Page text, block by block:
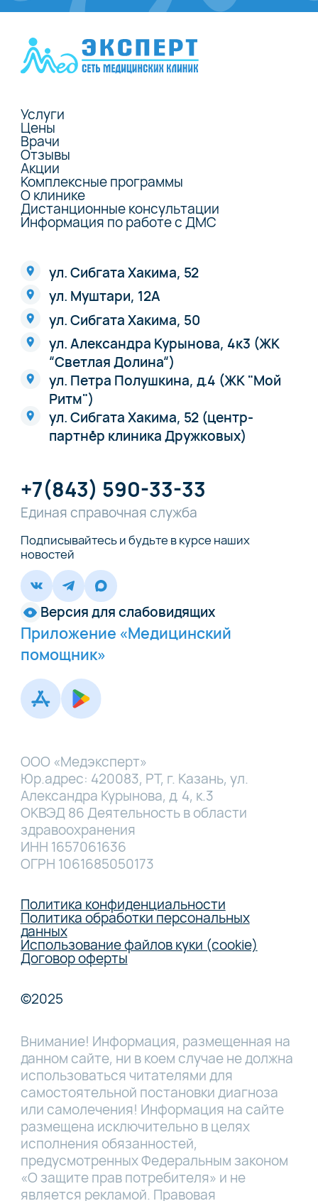
Услуги
Цены
Врачи
Отзывы
Акции
Комплексные программы
О клинике
Дистанционные консультации
Информация по работе с ДМС
ул. Сибгата Хакима, 52
ул. Муштари, 12А
ул. Сибгата Хакима, 50
ул. Александра Курынова, 4к3 (ЖК
“Светлая Долина“)
ул. Петра Полушкина, д.4 (ЖК "Мой
Ритм")
ул. Сибгата Хакима, 52 (центр-
партнёр клиника Дружковых)
+7(843) 590-33-33
Единая справочная служба
Подписывайтесь и будьте в курсе наших
новостей
Версия для слабовидящих
Приложение «Медицинский
помощник»
ООО «Медэксперт»
Юр.адрес: 420083, РТ, г. Казань, ул.
Александра Курынова, д. 4, к.3
ОКВЭД 86 Деятельность в области
здравоохранения
ИНН 1657061636
ОГРН 1061685050173
Политика конфиденциальности
Политика обработки персональных
данных
Использование файлов куки (cookie)
Договор оферты
©2025
Внимание! Информация, размещенная на
данном сайте, ни в коем случае не должна
использоваться читателями для
самостоятельной постановки диагноза
или самолечения! Информация на сайте
размещена исключительно в целях
исполнения обязанностей,
предусмотренных Федеральным законом
«О защите прав потребителя» и не
является рекламой. Правовая